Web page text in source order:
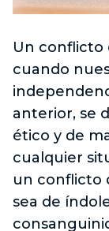
Un conflicto
cuando
anterior, se
ético y de
cualquier
un conflicto
sea de